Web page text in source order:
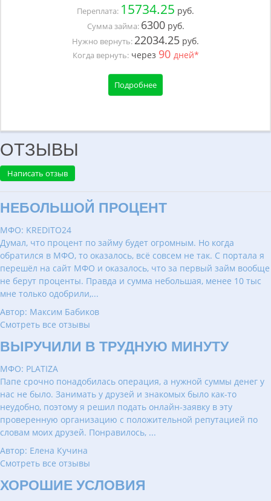
Переплата: 15734.25 руб.
Сумма займа: 6300руб.
Нужно вернуть: 22034.25 руб.
Когда вернуть:через 90 дней*
Подробнее
ОТЗЫВЫ
Написать отзыв
НЕБОЛЬШОЙ ПРОЦЕНТ
МФО: KREDITO24
Думал, что процент по займу будет огромным. Но когда
обратился в МФО, то оказалось, всё совсем не так. С портала я
перешёл на сайт МФО и оказалось, что за первый займ вообще
не берут проценты. Правда и сумма небольшая, менее 10 тыс
мне только одобрили,...
Автор: Максим Бабиков
Смотреть все отзывы
ВЫРУЧИЛИ В ТРУДНУЮ МИНУТУ
МФО: PLATIZA
Папе срочно понадобилась операция, а нужной суммы денег у
нас не было. Занимать у друзей и знакомых было как-то
неудобно, поэтому я решил подать онлайн-заявку в эту
проверенную организацию с положительной репутацией по
словам моих друзей. Понравилось, ...
Автор: Елена Кучина
Смотреть все отзывы
ХОРОШИЕ УСЛОВИЯ